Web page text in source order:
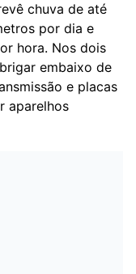
chuva de até
por dia e
hora. Nos dois
embaixo de
e placas
aparelhos